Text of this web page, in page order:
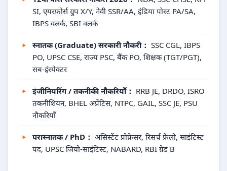
SI, एयरफ़ोर्स ग्रुप X/Y, नेवी SSR/AA, इंडिया पोस्ट PA/SA,
IBPS क्लर्क, SBI क्लर्क
स्नातक (Graduate) सरकारी नौकरी： SSC CGL, IBPS
PO, UPSC CSE, राज्य PSC, बैंक PO, शिक्षक (TGT/PGT),
सब-इंस्पेक्टर
इंजीनियरिंग / तकनीकी नौकरियाँ： RRB JE, DRDO, ISRO
तकनीशियन, BHEL अप्रेंटिस, NTPC, GAIL, SSC JE, PSU
नौकरियाँ
परास्नातक / PhD： असिस्टेंट प्रोफ़ेसर, रिसर्च फ़ेलो, साइंटिस्ट
पद, UPSC जियो-साइंटिस्ट, NABARD, RBI ग्रेड B